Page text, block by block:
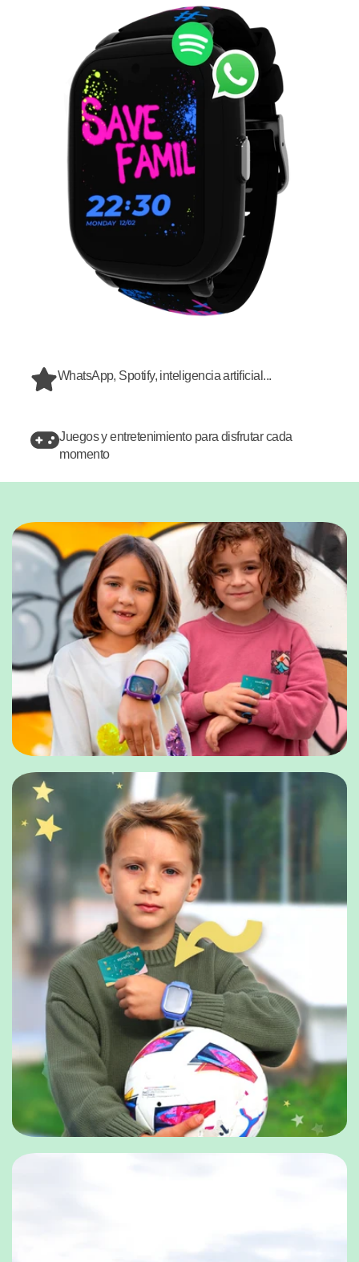
WhatsApp, Spotify, inteligencia artificial...
Juegos y entretenimiento para disfrutar cada
momento